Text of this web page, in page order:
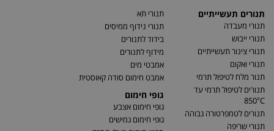
תנורים תעשייתיים
תנורי מעבדה
תנורי ייבוש
תנורי צינור תעשייתיים
תנורי ואקום
תנור מלח לטיפול תרמי
תנורים לטיפול תרמי עד
850°C
תנורים לטמפרטורה גבוהה
תנורי שריפה
תנורי תא
תנורי נידוף ממיסים
בידוד לתנורים
מידוף לתנורים
אמבטי מים
אמבט חימום סודה קאוסטית
גופי חימום
גופי חימום אצבע
גופי חימום גמישים